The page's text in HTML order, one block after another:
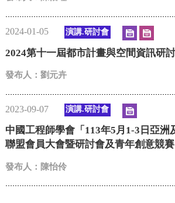
2024-01-05 演講.研討會
2024第十一屆都市計畫與空間資訊研
發布人：劉元卉
2023-09-07 演講.研討會
中國工程師學會「113年5月1-3日亞洲
聯盟會員大會暨研討會及青年創意競賽
發布人：陳怡伶